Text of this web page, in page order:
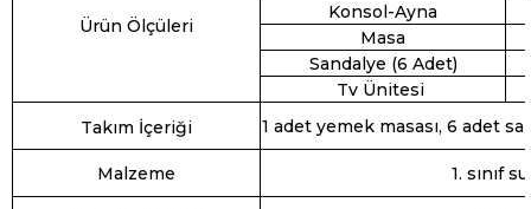
Ürün Ölçüleri
Konsol-Ayna
Masa
Sandalye (6 Adet)
Tv Ünitesi
Takım İçeriği
1 adet yemek masası, 6 adet
Malzeme 1. sınıf